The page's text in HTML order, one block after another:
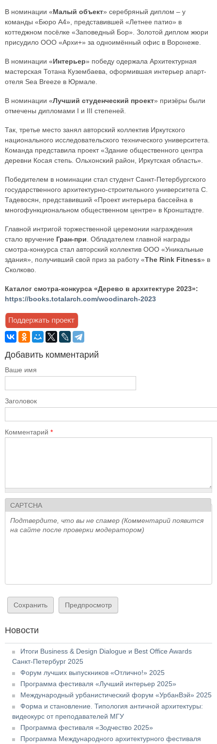
В номинации «Малый объект» серебряный диплом – у
команды «Бюро А4», представившей «Летнее патио» в
коттеджном посёлке «Заповедный Бор». Золотой диплом жюри
присудило ООО «Архи+» за одноимённый офис в Воронеже.
В номинации «Интерьер» победу одержала Архитектурная
мастерская Тотана Кузембаева, оформившая интерьер апарт-
отеля Sea Breeze в Юрмале.
В номинации «Лучший студенческий проект» призёры были
отмечены дипломами I и III степеней.
Так, третье место занял авторский коллектив Иркутского
национального исследовательского технического университета.
Команда представила проект «Здание общественного центра
деревни Косая степь. Ольхонский район, Иркутская область».
Победителем в номинации стал студент Санкт-Петербургского
государственного архитектурно-строительного университета С.
Тадевосян, представивший «Проект интерьера бассейна в
многофункциональном общественном центре» в Кронштадте.
Главной интригой торжественной церемонии награждения
стало вручение Гран-при . Обладателем главной награды
смотра-конкурса стал авторский коллектив ООО «Уникальные
здания», получивший свой приз за работу «The Rink Fitness» в
Сколково.
Каталог смотра-конкурса «Дерево в архитектуре 2023»:
https://books.totalarch.com/woodinarch-2023
Добавить комментарий
Ваше имя
Заголовок
Комментарий *
CAPTCHA
Подтвердите, что вы не спамер (Комментарий появится
на сайте после проверки модератором)
Новости
Итоги Business & Design Dialogue и Best Office Awards
Санкт-Петербург 2025
Форум лучших выпускников «Отлично!» 2025
Программа фестиваля «Лучший интерьер 2025»
Международный урбанистический форум «УрбанВэй» 2025
Форма и становление. Типология античной архитектуры:
видеокурс от преподавателей МГУ
Программа фестиваля «Зодчество 2025»
Программа Международного архитектурного фестиваля